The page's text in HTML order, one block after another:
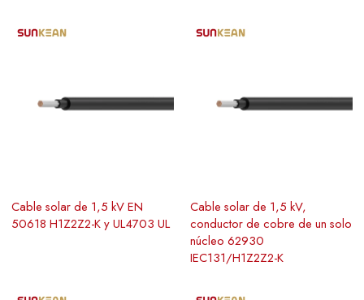
Cable solar de 1,5 kV EN
50618 H1Z2Z2-K y UL4703 UL
Cable solar de 1,5 kV,
conductor de cobre de un solo
núcleo 62930
IEC131/H1Z2Z2-K